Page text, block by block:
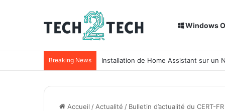
Windows
Breaking News Installation de Home Assistant sur un
Accueil / Actualité / Bulletin d’actualité du CERT-